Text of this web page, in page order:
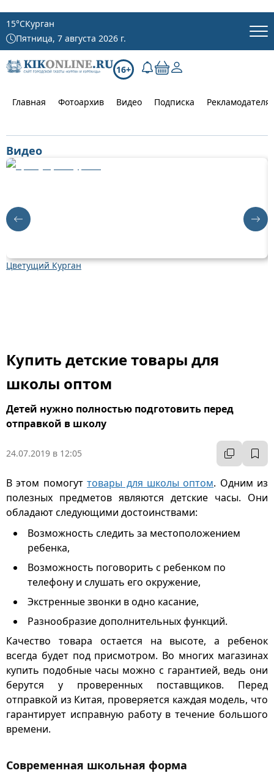
15°CКурган
Пятница, 7 августа 2026 г.
16+
Главная Фотоархив Видео Подписка
Видео
Цветущий Курган
Купить детские товары для
школы оптом
Детей нужно полностью подготовить перед
отправкой в школу
24.07.2019 в 12:05
В этом помогуттовары для школы оптом. Одним из
полезных предметов являются детские часы. Они
обладают следующими достоинствами:
Возможность следить за местоположением
ребенка,
Возможность поговорить с ребенком по
телефону и слушать его окружение,
Экстренные звонки в одно касание,
Разнообразие дополнительных функций.
Качество товара остается на высоте, а ребенок
всегда будет под присмотром. Во многих магазинах
купить подобные часы можно с гарантией, ведь они
берутся у проверенных поставщиков. Перед
отправкой из Китая, проверяется каждая модель, что
гарантирует исправную работу в течение большого
времени.
Современная школьная форма